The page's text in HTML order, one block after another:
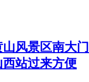
风景区南大门
站过来方便